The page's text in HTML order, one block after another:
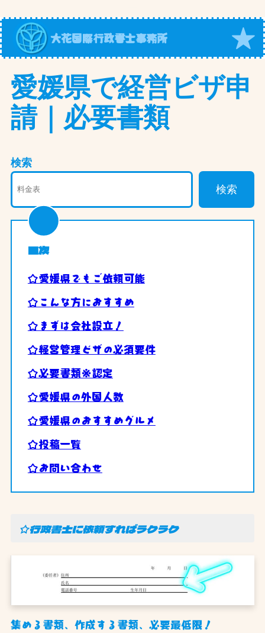
容
を
ス
大花国際行政書士事務所
愛媛県で経営ビザ申
請｜必要書類
検索
検索
目次
☆愛媛県でもご依頼可能
☆こんな方におすすめ
☆まずは会社設立！
☆経営管理ビザの必須要件
☆必要書類※認定
☆愛媛県の外国人数
☆愛媛県のおすすめグルメ
☆投稿一覧
☆お問い合わせ
☆行政書士に依頼すればラクラク
集める書類、作成する書類、必要最低限！